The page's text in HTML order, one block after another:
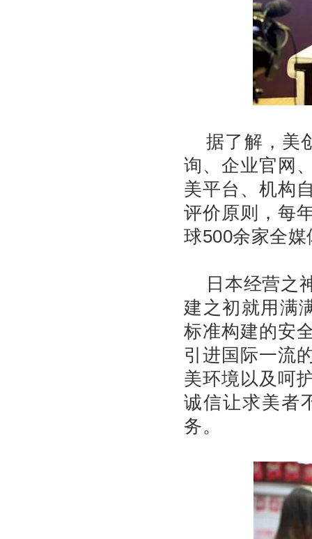
据了解，美
询、企业官网
美平台、机构
评价原则，每
球500余家全
日本经营之
建之初就用满
标准构建的安
引进国际一流
美环境以及呵
诚信让求美者
务。